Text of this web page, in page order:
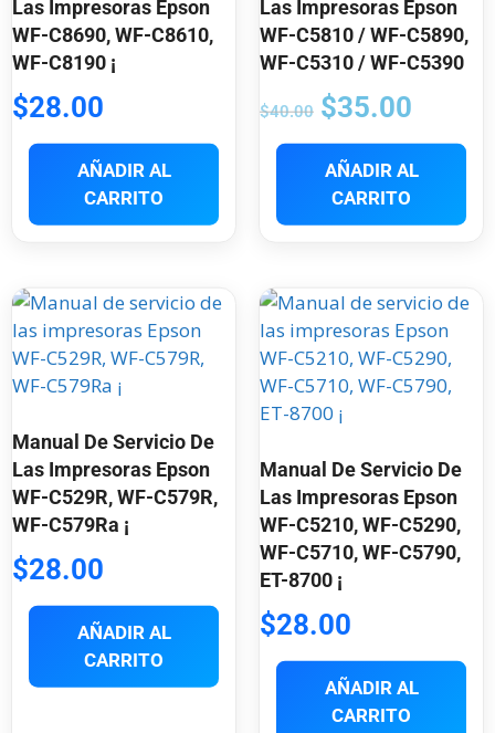
Las Impresoras Epson
WF-C8690, WF-C8610,
WF-C8190 ¡
$28.00
AÑADIR AL
CARRITO
Las Impresoras Epson
WF-C5810 / WF-C5890,
WF-C5310 / WF-C5390
$40.00 $35.00
AÑADIR AL
CARRITO
Manual De Servicio De
Las Impresoras Epson
WF-C529R, WF-C579R,
WF-C579Ra ¡
$28.00
AÑADIR AL
CARRITO
Manual De Servicio De
Las Impresoras Epson
WF-C5210, WF-C5290,
WF-C5710, WF-C5790,
ET-8700 ¡
$28.00
AÑADIR AL
CARRITO